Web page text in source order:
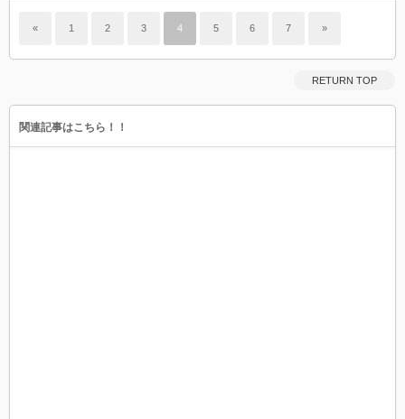
« 1 2 3 4 5 6 7 »
RETURN TOP
関連記事はこちら！！